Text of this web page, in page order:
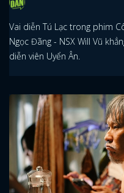
Vai diễn Tú Lạc trong phim
Ngọc Đãng - NSX Will Vũ
diễn viên Uyển Ân.